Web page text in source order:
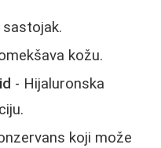
kožu.
- Hijaluronska
koji može